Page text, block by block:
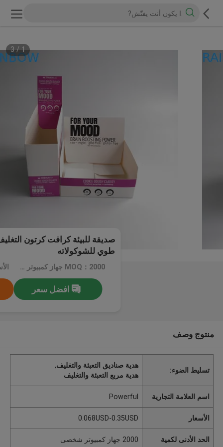
1
/
3
صديقة للبيئة كرافت كرتون
طوي للشوكولاته
MOQ：2000 جهاز كمبيوتر شخصى
افضل سعر
منتوج وصف
تسليط الضوء:
هدية صناديق التعبئة والتغليف,
هدية مربع التعبئة والتغليف
اسم العلامة التجارية Powerful
الأسعار 0.068USD-0.35USD
الحد الأدنى لكمية 2000 جهاز كمبيوتر شخصى